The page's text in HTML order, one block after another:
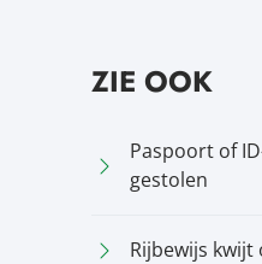
ZIE OOK
Paspoort of
gestolen
Rijbewijs kwijt